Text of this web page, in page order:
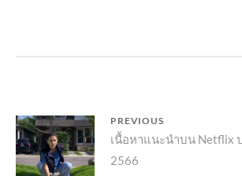
แนะแนว
เรื่อง
PREVIOUS
Previous
post:
เนื้อหาแนะนำบน Netflix
2566